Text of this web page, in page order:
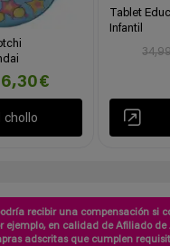
chollo
Tablet
Infantil
recibir una compensación si
ejemplo, en calidad de Afiliado de
adscritas que cumplen